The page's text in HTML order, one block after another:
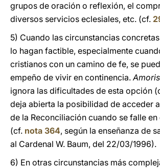
grupos de oración o reflexión, el
diversos servicios eclesiales, etc. (cf.
5) Cuando las circunstancias
lo hagan factible, especialmente
cristianos con un camino de fe, se
empeño de vivir en continencia.
ignora las dificultades de esta opción
deja abierta la posibilidad de acceder
de la Reconciliación cuando se falle
(cf. nota 364, según la enseñanza de
al Cardenal W. Baum, del 22/03/1996).
6) En otras circunstancias más